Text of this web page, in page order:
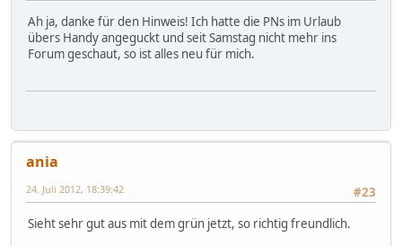
Ah ja, danke für den Hinweis! Ich hatte die PNs im Urlaub
übers Handy angeguckt und seit Samstag nicht mehr ins
Forum geschaut, so ist alles neu für mich.
ania
#23
24. Juli 2012, 18:39:42
Sieht sehr gut aus mit dem grün jetzt, so richtig freundlich.